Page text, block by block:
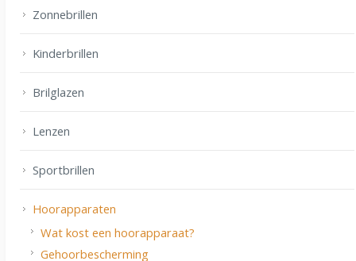
Zonnebrillen
Kinderbrillen
Brilglazen
Lenzen
Sportbrillen
Hoorapparaten
Wat kost een hoorapparaat?
Gehoorbescherming